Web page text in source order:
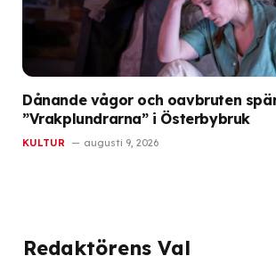
Dånande vågor och oavbruten
”Vrakplundrarna” i Österbybruk
KULTUR augusti 9, 2026
Redaktörens Val